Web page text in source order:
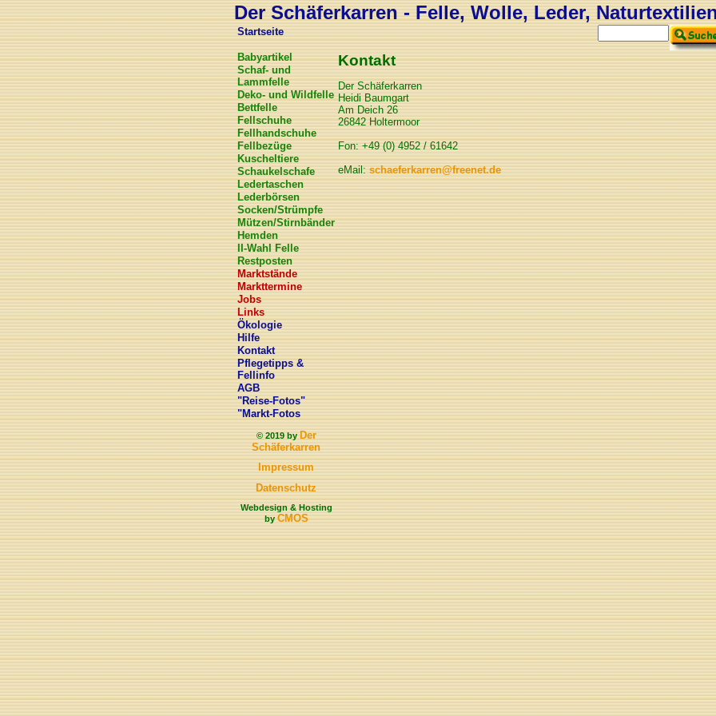
Der Schäferkarren - Felle, Wolle, Leder,
Startseite
Babyartikel
Schaf- und
Lammfelle
Deko- und Wildfelle
Bettfelle
Fellschuhe
Fellhandschuhe
Fellbezüge
Kuscheltiere
Schaukelschafe
Ledertaschen
Lederbörsen
Socken/Strümpfe
Mützen/Stirnbänder
Hemden
II-Wahl Felle
Restposten
Marktstände
Markttermine
Jobs
Links
Ökologie
Hilfe
Kontakt
Pflegetipps &
Fellinfo
AGB
"Reise-Fotos"
"Markt-Fotos
© 2019 byDer
Schäferkarren
Impressum
Datenschutz
Webdesign & Hosting
byCMOS
Kontakt
Der Schäferkarren
Heidi Baumgart
Am Deich 26
26842 Holtermoor
Fon: +49 (0) 4952 / 61642
eMail: schaeferkarren@freenet.de